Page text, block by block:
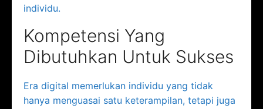
individu.
Kompetensi Yang
Dibutuhkan Untuk Sukses
Era digital memerlukan individu yang tidak
hanya menguasai satu keterampilan, tetapi juga